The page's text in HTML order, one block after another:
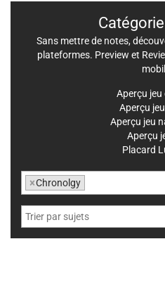
Sans mettre de notes,
plateformes. Preview et
Aperçu jeu
Aperçu
Aperçu jeu
Aperçu
Placard
×Chronolgy